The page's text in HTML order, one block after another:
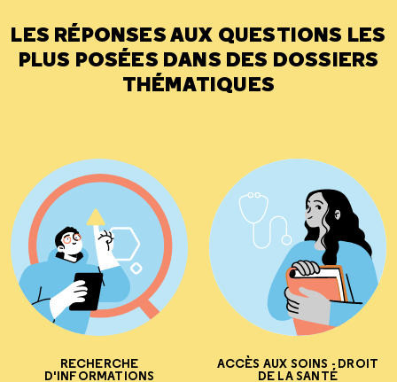
LES RÉPONSES AUX QUESTIONS LES
PLUS POSÉES DANS DES DOSSIERS
THÉMATIQUES
RECHERCHE
D'INFORMATIONS
ACCÈS AUX SOINS - DROIT
DE LA SANTÉ